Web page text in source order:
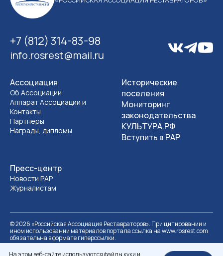
На этом веб-сайте используются файлы куки и
+7 (812) 314-83-98
info.rosrest@mail.ru
Ассоциация
Об Ассоциации
Аппарат Ассоциации и
Контакты
Партнеры
Награды, дипломы
Пресс-центр
Новости РАР
Журналистам
Исторические
поселения
Мониторинг
законодательства
КУЛЬТУРА.РФ
Вступить в РАР
©2026 «Российская Ассоциация Реставраторов». При цитировании и
ином использовании материалов портала ссылка на www.rosrest.com
обязательна в формате гиперссылки.
Политика обработки персональных данных
Разработка сайта